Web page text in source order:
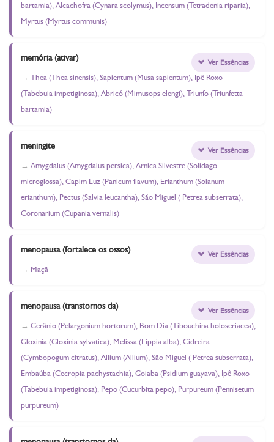
bartamia), Alcachofra (Cynara scolymus), Incensum (Tetradenia riparia),
Myrtus (Myrtus communis)
memória (ativar)
Thea (Thea sinensis), Sapientum (Musa sapientum), Ipê Roxo
(Tabebuia impetiginosa), Abricó (Mimusops elengi), Triunfo (Triunfetta
bartamia)
Ver Essências
meningite
Amygdalus (Amygdalus persica), Arnica Silvestre (Solidago
microglossa), Capim Luz (Panicum flavum), Erianthum (Solanum
erianthum), Pectus (Salvia leucantha), São Miguel ( Petrea subserrata),
Coronarium (Cupania vernalis)
Ver Essências
menopausa (fortalece os ossos)
Maçã
Ver Essências
menopausa (transtornos da)
Gerânio (Pelargonium hortorum), Bom Dia (Tibouchina holoseriacea),
Gloxinia (Gloxinia sylvatica), Melissa (Lippia alba), Cidreira
(Cymbopogum citratus), Allium (Allium), São Miguel ( Petrea subserrata),
Embaúba (Cecropia pachystachia), Goiaba (Psidium guayava), Ipê Roxo
(Tabebuia impetiginosa), Pepo (Cucurbita pepo), Purpureum (Pennisetum
purpureum)
Ver Essências